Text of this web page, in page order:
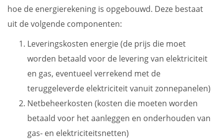
hoe de energierekening is opgebouwd. Deze bestaat
uit de volgende componenten:
Leveringskosten energie (de prijs die moet
worden betaald voor de levering van elektriciteit
en gas, eventueel verrekend met de
teruggeleverde elektriciteit vanuit zonnepanelen)
Netbeheerkosten (kosten die moeten worden
betaald voor het aanleggen en onderhouden van
gas- en elektriciteitsnetten)